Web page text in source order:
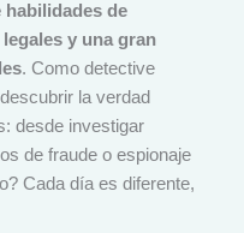
habilidades de
y una gran
. Como detective
la verdad
desde investigar
de fraude o espionaje
Cada día es diferente,